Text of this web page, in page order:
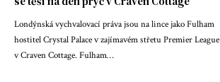
Londýnská vychvalovací práva jsou na lince jako Fulham
hostitel Crystal Palace v zajímavém střetu Premier League
v Craven Cottage. Fulham…